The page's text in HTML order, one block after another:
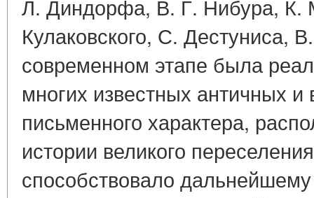
Л. Диндорфа, В. Г. Нибура,
Кулаковского, С. Дестуниса,
современном этапе была
многих известных античных и
письменного характера,
истории великого
способствовало